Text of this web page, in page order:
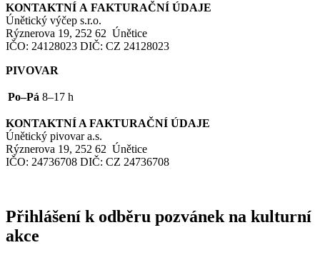
KONTAKTNÍ A FAKTURAČNÍ ÚDAJE
Únětický výčep s.r.o.
Rýznerova 19, 252 62 Únětice
IČO: 24128023 DIČ: CZ 24128023
PIVOVAR
Po–Pá 8–17 h
KONTAKTNÍ A FAKTURAČNÍ ÚDAJE
Únětický pivovar a.s.
Rýznerova 19, 252 62 Únětice
IČO: 24736708 DIČ: CZ 24736708
Přihlášení k odběru pozvánek na kulturní
akce